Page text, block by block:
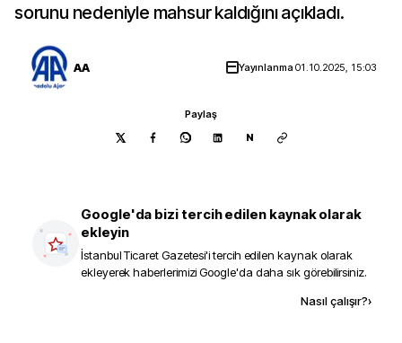
sorunu nedeniyle mahsur kaldığını açıkladı.
AA Yayınlanma01.10.2025, 15:03
Paylaş
N
Google'da bizi tercih edilen kaynak olarak
ekleyin
İstanbul Ticaret Gazetesi'i tercih edilen kaynak olarak
ekleyerek haberlerimizi Google'da daha sık görebilirsiniz.
Nasıl çalışır?›